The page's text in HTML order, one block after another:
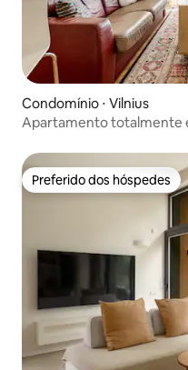
Condomínio ⋅ Vilnius
Apartamento totalmente
Preferido dos hóspedes
Preferido dos hóspedes